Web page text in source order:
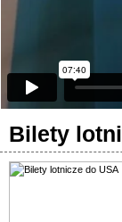
Bilety